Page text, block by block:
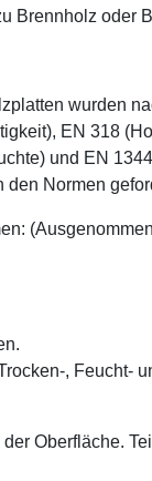
Brennholz oder
wurden
EN 318
und EN
Normen
, Feucht-
Oberfläche.